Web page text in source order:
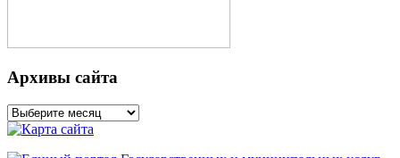
Архивы сайта
Архивы
сайта